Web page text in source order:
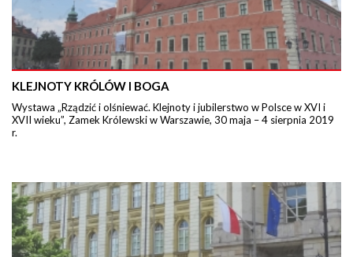
KLEJNOTY KRÓLÓW I BOGA
Wystawa „Rządzić i olśniewać. Klejnoty i jubilerstwo w Polsce w XVI i
XVII wieku”, Zamek Królewski w Warszawie, 30 maja – 4 sierpnia 2019
r.